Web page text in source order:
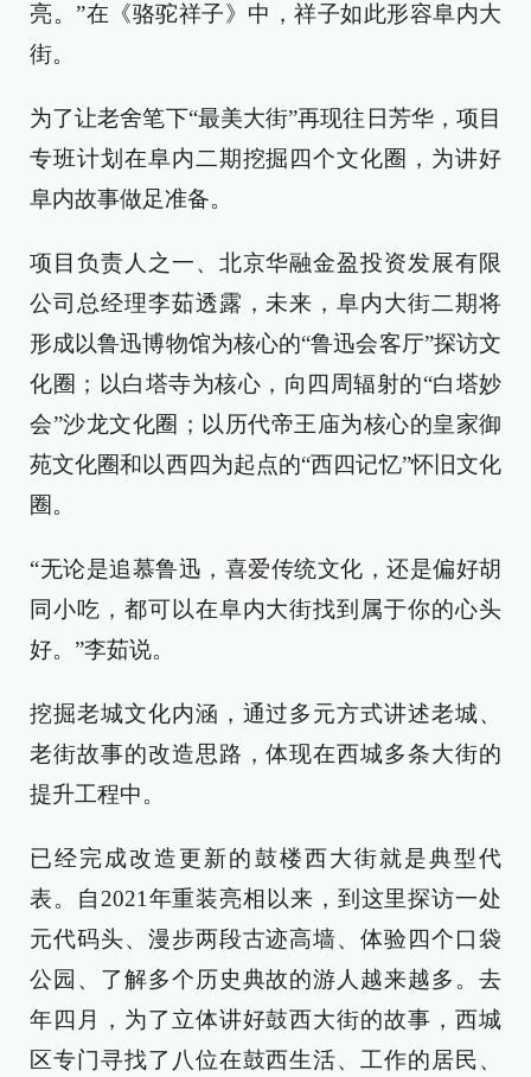
亮。”在《骆驼祥子》中，祥子如此形容阜内大
街。
为了让老舍笔下“最美大街”再现往日芳华，项目
专班计划在阜内二期挖掘四个文化圈，为讲好
阜内故事做足准备。
项目负责人之一、北京华融金盈投资发展有限
公司总经理李茹透露，未来，阜内大街二期将
形成以鲁迅博物馆为核心的“鲁迅会客厅”探访文
化圈；以白塔寺为核心，向四周辐射的“白塔妙
会”沙龙文化圈；以历代帝王庙为核心的皇家御
苑文化圈和以西四为起点的“西四记忆”怀旧文化
圈。
“无论是追慕鲁迅，喜爱传统文化，还是偏好胡
同小吃，都可以在阜内大街找到属于你的心头
好。”李茹说。
挖掘老城文化内涵，通过多元方式讲述老城、
老街故事的改造思路，体现在西城多条大街的
提升工程中。
已经完成改造更新的鼓楼西大街就是典型代
表。自2021年重装亮相以来，到这里探访一处
元代码头、漫步两段古迹高墙、体验四个口袋
公园、了解多个历史典故的游人越来越多。去
年四月，为了立体讲好鼓西大街的故事，西城
区专门寻找了八位在鼓西生活、工作的居民、